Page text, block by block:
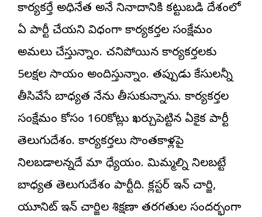
కార్యకర్తే అధినేత అనే నినాదానికి కట్టుబడి దేశంలో
ఏ పార్టీ చేయని విధంగా కార్యకర్తల సంక్షేమం
అమలు చేస్తున్నాం. చనిపోయిన కార్యకర్తలకు
5లక్షల సాయం అందిస్తున్నాం. తప్పుడు కేసులన్నీ
తీసివేసే బాధ్యత నేను తీసుకున్నాను. కార్యకర్తల
సంక్షేమం కోసం 160కోట్లు ఖర్చుపెట్టిన ఏకైక పార్టీ
తెలుగుదేశం. కార్యకర్తలు సొంతకాళ్లపై
నిలబడాలన్నదే మా ధ్యేయం. మిమ్మల్ని నిలబట్టే
బాధ్యత తెలుగుదేశం పార్టీది. క్లస్టర్ ఇన్ చార్జి,
యూనిట్ ఇన్ చార్జిల శిక్షణా తరగతుల సందర్భంగా